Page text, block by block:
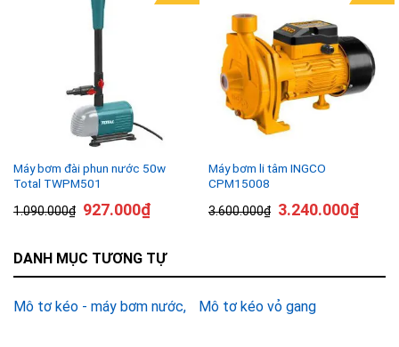
Máy bơm đài phun nước 50w
Total TWPM501
1.090.000₫ 927.000₫
Máy bơm li tâm INGCO
CPM15008
3.600.000₫ 3.240.000₫
DANH MỤC TƯƠNG TỰ
Mô tơ kéo - máy bơm nước Mô tơ kéo vỏ gang